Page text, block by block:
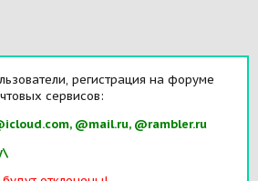
регистрация на форуме
сервисов:
@mail.ru, @rambler.ru